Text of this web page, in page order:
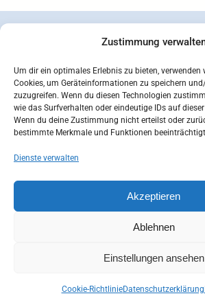
Zustimmung
Um dir ein optimales Erlebnis zu bieten, verwenden
Cookies, um Geräteinformationen zu speichern
zuzugreifen. Wenn du diesen Technologien
wie das Surfverhalten oder eindeutige IDs auf
Wenn du deine Zustimmung nicht erteilst oder
bestimmte Merkmale und Funktionen
Dienste verwalten
Akzeptieren
Ablehnen
Einstellungen ansehen
Cookie-RichtlinieDatenschutzerklärung
Datenschutzerklärung Zahlungsarten
AGB Impressum